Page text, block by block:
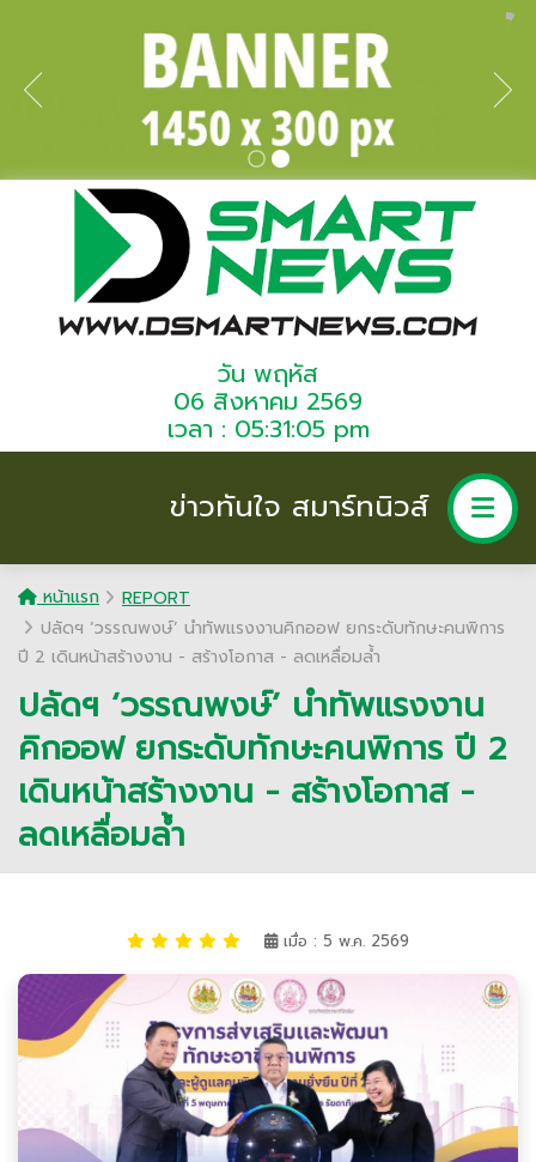
วัน พฤหัส
06 สิงหาคม 2569
เวลา : 05:31:05 pm
ข่าวทันใจ สมาร์ทนิวส์
หน้าแรก
REPORT
ปลัดฯ ‘วรรณพงษ์’ นำทัพแรงงานคิกออฟ ยกระดับทักษะคนพิการ
ปี 2 เดินหน้าสร้างงาน - สร้างโอกาส - ลดเหลื่อมล้ำ
ปลัดฯ ‘วรรณพงษ์’ นำทัพแรงงาน
คิกออฟ ยกระดับทักษะคนพิการ ปี 2
เดินหน้าสร้างงาน - สร้างโอกาส -
ลดเหลื่อมล้ำ
เมื่อ : 5 พ.ค. 2569